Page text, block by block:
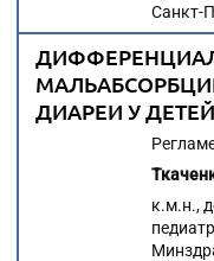
Санкт-
ДИАРЕИ У
к.м.н.,